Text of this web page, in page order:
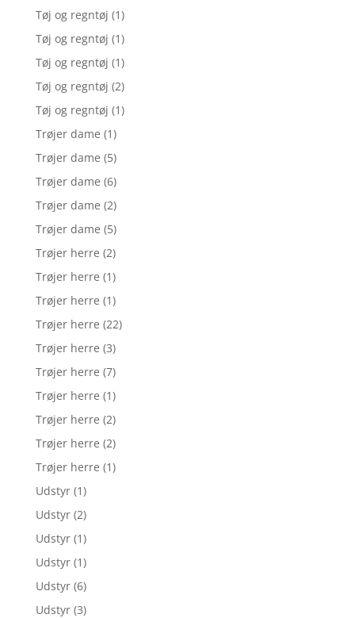
Tøj og regntøj (1)
Tøj og regntøj (1)
Tøj og regntøj (1)
Tøj og regntøj (2)
Tøj og regntøj (1)
Trøjer dame (1)
Trøjer dame (5)
Trøjer dame (6)
Trøjer dame (2)
Trøjer dame (5)
Trøjer herre (2)
Trøjer herre (1)
Trøjer herre (1)
Trøjer herre (22)
Trøjer herre (3)
Trøjer herre (7)
Trøjer herre (1)
Trøjer herre (2)
Trøjer herre (2)
Trøjer herre (1)
Udstyr (1)
Udstyr (2)
Udstyr (1)
Udstyr (1)
Udstyr (6)
Udstyr (3)